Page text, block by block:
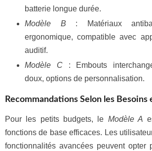
batterie longue durée.
Modèle B : Matériaux
ergonomique, compatible avec
auditif.
Modèle C: Embouts
doux, options de personnalisation.
Recommandations Selon les Besoins
Pour les petits budgets, le Modèle A
fonctions de base efficaces. Les
fonctionnalités avancées peuvent opter